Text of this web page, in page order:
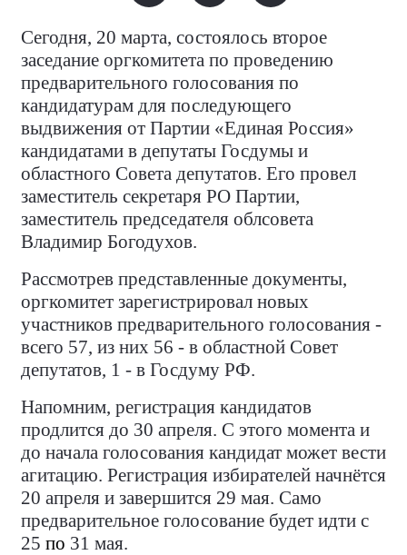
Сегодня, 20 марта, состоялось второе
заседание оргкомитета по проведению
предварительного голосования по
кандидатурам для последующего
выдвижения от Партии «Единая Россия»
кандидатами в депутаты Госдумы и
областного Совета депутатов. Его провел
заместитель секретаря РО Партии,
заместитель председателя облсовета
Владимир Богодухов.
Рассмотрев представленные документы,
оргкомитет зарегистрировал новых
участников предварительного голосования -
всего 57, из них 56 - в областной Совет
депутатов, 1 - в Госдуму РФ.
Напомним, регистрация кандидатов
продлится до 30 апреля. С этого момента и
до начала голосования кандидат может вести
агитацию. Регистрация избирателей начнётся
20 апреля и завершится 29 мая. Само
предварительное голосование будет идти с
25 по 31 мая.